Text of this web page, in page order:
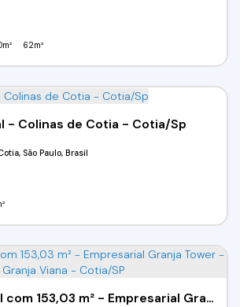
62m²
- Colinas de Cotia - Cotia/Sp
São Paulo, Brasil
Sala comercial com 153,03 m² - Empresarial Granja Tower - Jardim Lambreta - Granja Viana - Cotia/SP